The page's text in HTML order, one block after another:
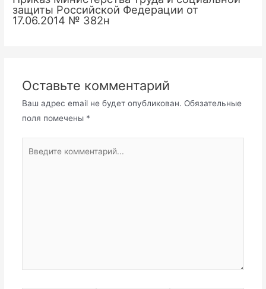
защиты Российской Федерации от
17.06.2014 № 382н
Оставьте комментарий
Ваш адрес email не будет опубликован. Обязательные
поля помечены *